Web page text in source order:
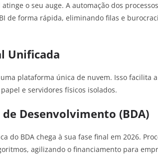
o seu auge. A automação dos
de forma rápida, eliminando filas e
Unificada
plataforma única de nuvem. Isso facilita
e servidores físicos isolados.
Desenvolvimento (BDA)
do BDA chega à sua fase final em 2026.
agilizando o financiamento para